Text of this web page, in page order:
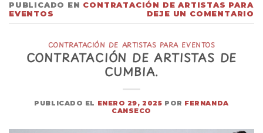
PUBLICADO EN CONTRATACIÓN DE ARTISTAS PARA
EVENTOS
DEJE UN COMENTARIO
CONTRATACIÓN DE ARTISTAS PARA EVENTOS
CONTRATACIÓN DE ARTISTAS DE
CUMBIA.
PUBLICADO EL ENERO 29, 2025 POR FERNANDA
CANSECO